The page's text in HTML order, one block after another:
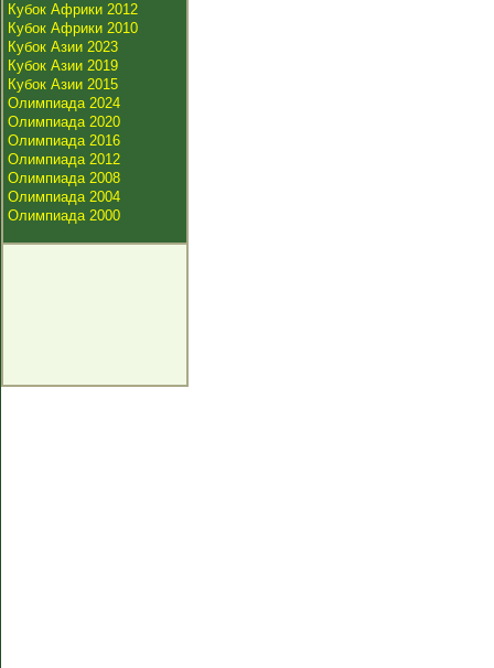
Кубок Африки 2012
Кубок Африки 2010
Кубок Азии 2023
Кубок Азии 2019
Кубок Азии 2015
Олимпиада 2024
Олимпиада 2020
Олимпиада 2016
Олимпиада 2012
Олимпиада 2008
Олимпиада 2004
Олимпиада 2000